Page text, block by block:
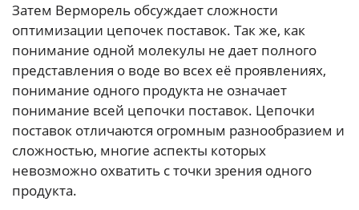
Затем Верморель обсуждает сложности
оптимизации цепочек поставок. Так же, как
понимание одной молекулы не дает полного
представления о воде во всех её проявлениях,
понимание одного продукта не означает
понимание всей цепочки поставок. Цепочки
поставок отличаются огромным разнообразием и
сложностью, многие аспекты которых
невозможно охватить с точки зрения одного
продукта.